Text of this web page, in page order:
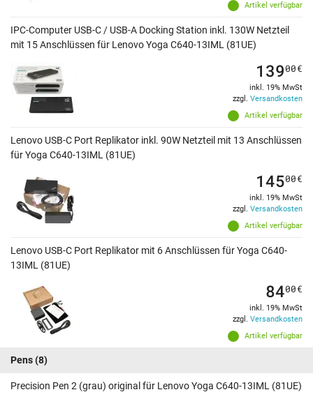
Artikel verfügbar
IPC-Computer USB-C / USB-A Docking Station inkl. 130W Netzteil
mit 15 Anschlüssen für Lenovo Yoga C640-13IML (81UE)
Artikel verfügbar
13900€
inkl. 19% MwSt
zzgl. Versandkosten
Lenovo USB-C Port Replikator inkl. 90W Netzteil mit 13 Anschlüssen
für Yoga C640-13IML (81UE)
Artikel verfügbar
14500€
inkl. 19% MwSt
zzgl. Versandkosten
Lenovo USB-C Port Replikator mit 6 Anschlüssen für Yoga C640-
13IML (81UE)
Artikel verfügbar
8400€
inkl. 19% MwSt
zzgl. Versandkosten
Pens(8)
Precision Pen 2 (grau) original für Lenovo Yoga C640-13IML (81UE)